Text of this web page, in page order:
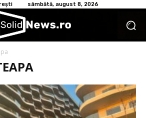
sâmbătă, august 8, 2026